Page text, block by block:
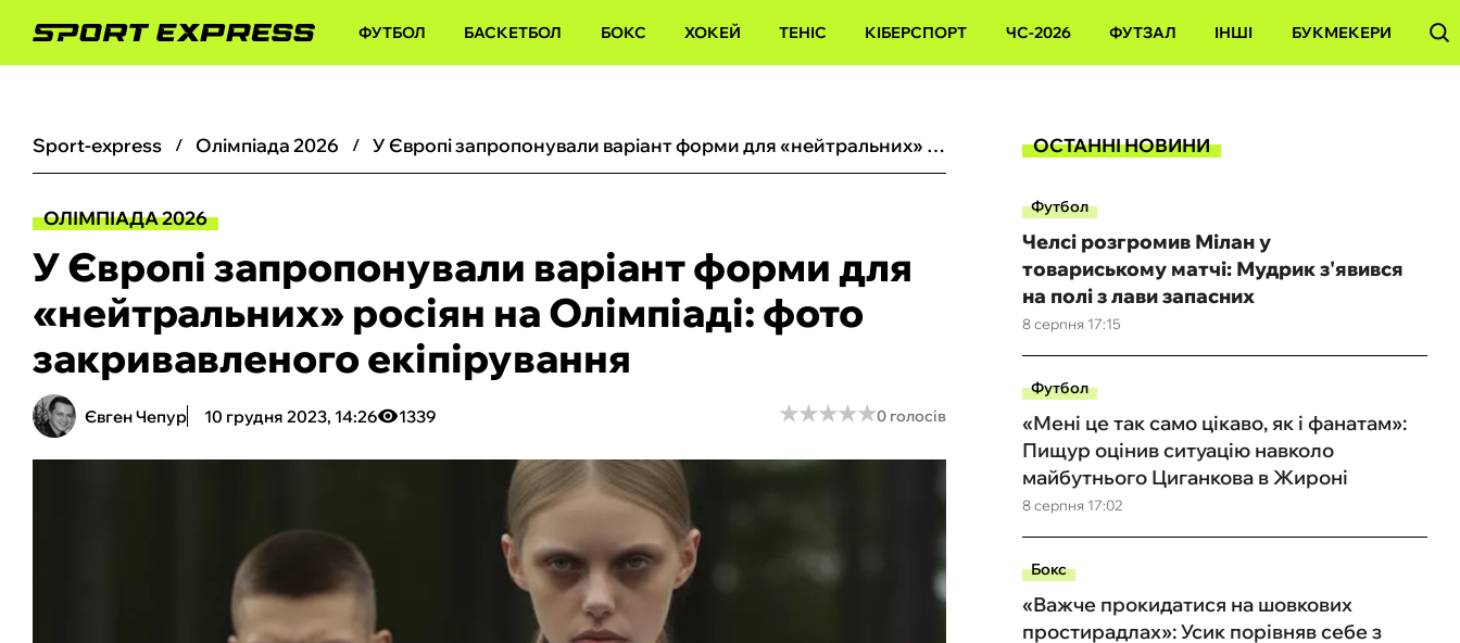
ФУТБОЛ БАСКЕТБОЛ БОКС ХОКЕЙ ТЕНІС КІБЕРСПОРТ ЧС-2026 ФУТЗАЛ ІНШІ БУКМЕКЕРИ
sport-express олімпіада 2026 У Європі запропонували варіант форми для «нейтральних» росіян на Олімпіаді: фото закривавленого екіпірування
ОЛІМПІАДА 2026
У Європі запропонували варіант форми для
«нейтральних» росіян на Олімпіаді: фото
закривавленого екіпірування
Євген Чепур 10 грудня 2023, 14:26 1339 ★★★★★
★★★★★0 голосів
ОСТАННІ НОВИНИ
Футбол
8 серпня 17:15
Челсі розгромив Мілан у
товариському матчі: Мудрик з'явився
на полі з лави запасних
Футбол
8 серпня 17:02
«Мені це так само цікаво, як і фанатам»:
Пищур оцінив ситуацію навколо
майбутнього Циганкова в Жироні
Бокс
«Важче прокидатися на шовкових
простирадлах»: Усик порівняв себе з